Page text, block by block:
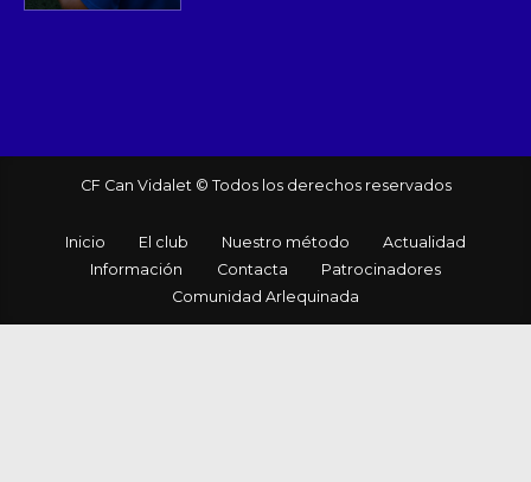
CF Can Vidalet © Todos los derechos reservados
Inicio El club Nuestro método
Actualidad
Información
Contacta
Patrocinadores
Comunidad Arlequinada